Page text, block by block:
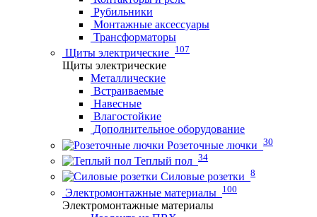
Рубильники
Монтажные аксессуары
Трансформаторы
Щиты электрические 107
Щиты электрические
Металлические
Встраиваемые
Навесные
Влагостойкие
Дополнительное оборудование
Розеточные лючки 30
Теплый пол 34
Силовые розетки 8
Электромонтажные материалы 100
Электромонтажные материалы